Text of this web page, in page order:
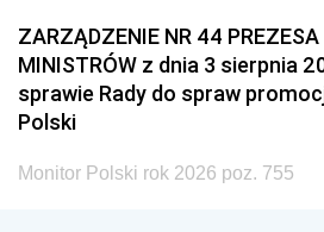
2011 2010
2008 2007
2005
ZARZĄDZENIE NR 44 PREZESA
MINISTRÓW z dnia 3 sierpnia
sprawie Rady do spraw
Polski
Monitor Polski rok 2026 poz. 755